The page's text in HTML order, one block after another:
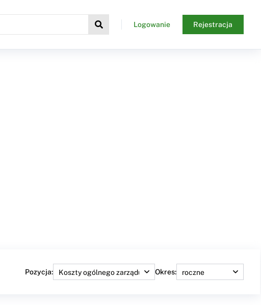
Logowanie Rejestracja
Pozycja: Okres: